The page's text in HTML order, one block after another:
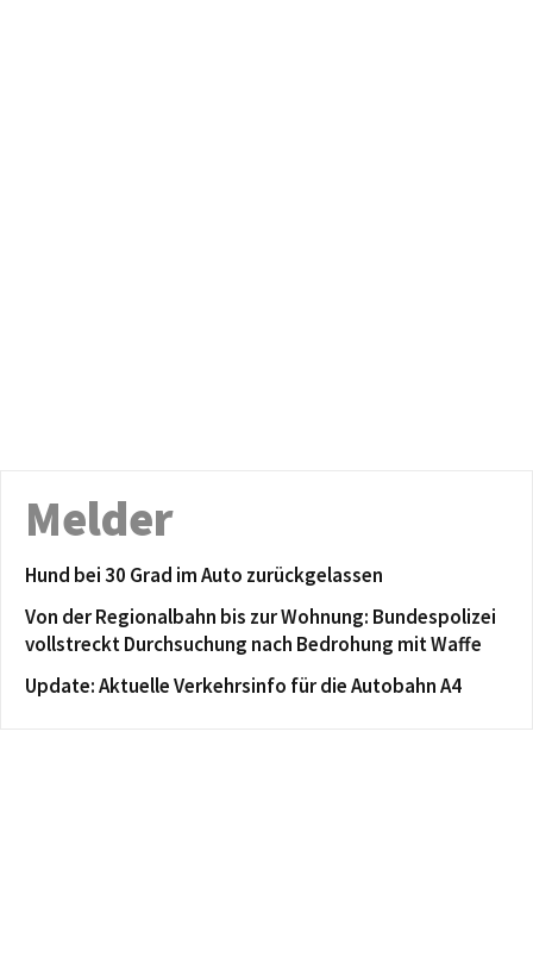
Melder
Hund bei 30 Grad im Auto zurückgelassen
Von der Regionalbahn bis zur Wohnung: Bundespolizei
vollstreckt Durchsuchung nach Bedrohung mit Waffe
Update: Aktuelle Verkehrsinfo für die Autobahn A4